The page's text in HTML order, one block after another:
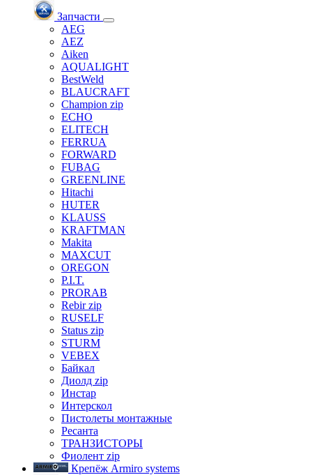
Запчасти
AEG
AEZ
Aiken
AQUALIGHT
BestWeld
BLAUCRAFT
Champion zip
ECHO
ELITECH
FERRUA
FORWARD
FUBAG
GREENLINE
Hitachi
HUTER
KLAUSS
KRAFTMAN
Makita
MAXCUT
OREGON
P.I.T.
PRORAB
Rebir zip
RUSELF
Status zip
STURM
VEBEX
Байкал
Диолд zip
Инстар
Интерскол
Пистолеты монтажные
Ресанта
ТРАНЗИСТОРЫ
Фиолент zip
Крепёж Armiro systems